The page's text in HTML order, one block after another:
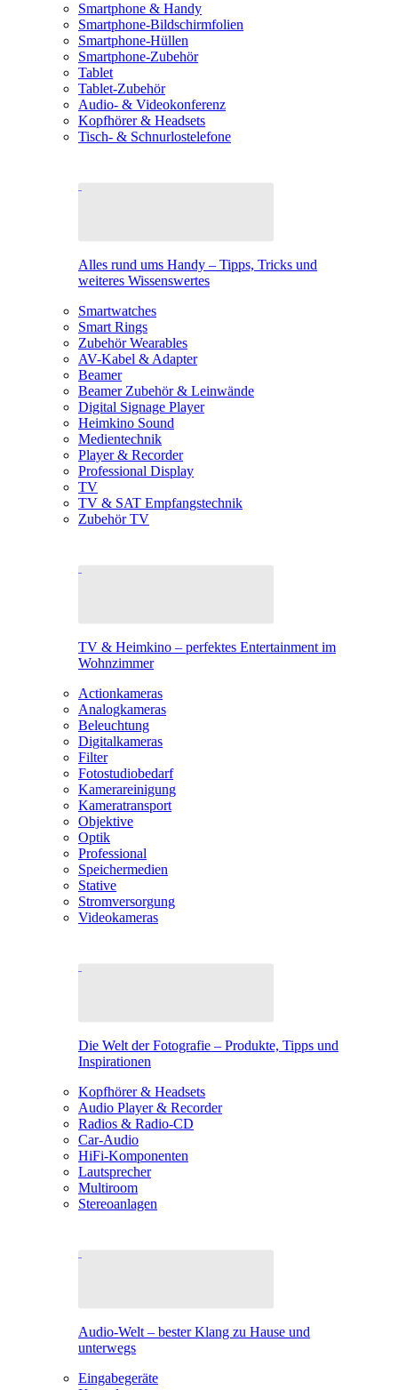
Smartphone & Handy
Smartphone-Bildschirmfolien
Smartphone-Hüllen
Smartphone-Zubehör
Tablet
Tablet-Zubehör
Audio- & Videokonferenz
Kopfhörer & Headsets
Tisch- & Schnurlostelefone
Alles rund ums Handy – Tipps, Tricks und
weiteres Wissenswertes
Smartwatches
Smart Rings
Zubehör Wearables
AV-Kabel & Adapter
Beamer
Beamer Zubehör & Leinwände
Digital Signage Player
Heimkino Sound
Medientechnik
Player & Recorder
Professional Display
TV
TV & SAT Empfangstechnik
Zubehör TV
TV & Heimkino – perfektes Entertainment im
Wohnzimmer
Actionkameras
Analogkameras
Beleuchtung
Digitalkameras
Filter
Fotostudiobedarf
Kamerareinigung
Kameratransport
Objektive
Optik
Professional
Speichermedien
Stative
Stromversorgung
Videokameras
Die Welt der Fotografie – Produkte, Tipps und
Inspirationen
Kopfhörer & Headsets
Audio Player & Recorder
Radios & Radio-CD
Car-Audio
HiFi-Komponenten
Lautsprecher
Multiroom
Stereoanlagen
Audio-Welt – bester Klang zu Hause und
unterwegs
Eingabegeräte